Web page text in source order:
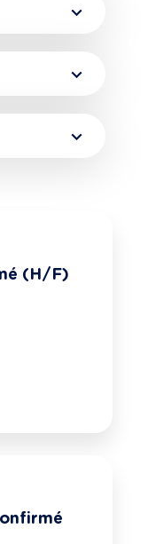
(H/F)